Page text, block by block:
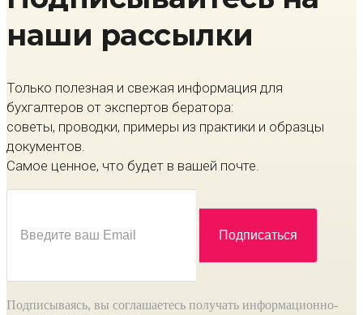
наши рассылки
Только полезная и свежая информация для
бухгалтеров от экспертов бератора:
советы, проводки, примеры из практики и образцы
документов.
Самое ценное, что будет в вашей почте.
Подписываясь, вы соглашаетесь получать информационно-